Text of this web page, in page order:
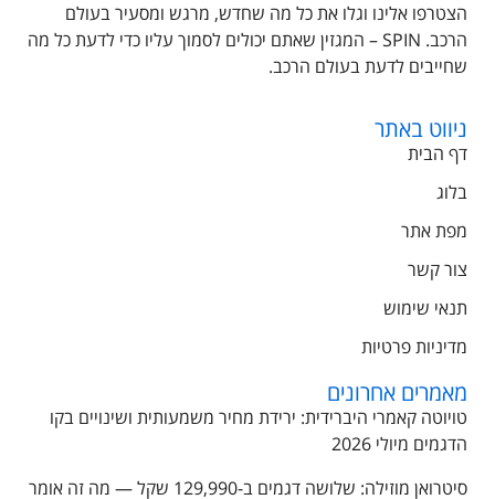
הצטרפו אלינו וגלו את כל מה שחדש, מרגש ומסעיר בעולם
הרכב. SPIN – המגזין שאתם יכולים לסמוך עליו כדי לדעת כל מה
שחייבים לדעת בעולם הרכב.
ניווט באתר
דף הבית
בלוג
מפת אתר
צור קשר
תנאי שימוש
מדיניות פרטיות
מאמרים אחרונים
טויוטה קאמרי היברידית: ירידת מחיר משמעותית ושינויים בקו
הדגמים מיולי 2026
סיטרואן מוזילה: שלושה דגמים ב-129,990 שקל — מה זה אומר